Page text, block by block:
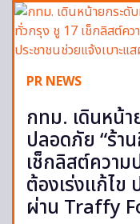
PR NEWS
กทม. เดินหน้า
ปลอดภัย “ร้า
เช็กลิสต์ควา
ต้องเร่งแก้ไข
ผ่าน Traffy